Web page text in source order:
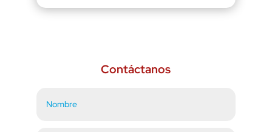
Contáctanos